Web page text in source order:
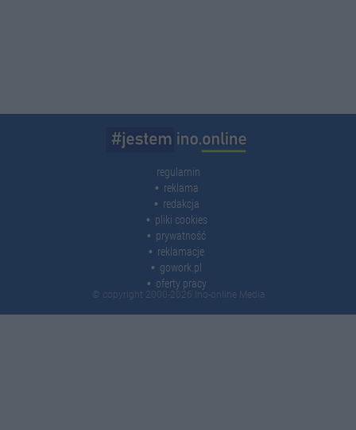
regulamin
reklama
redakcja
pliki cookies
prywatność
reklamacje
gowork.pl
oferty pracy
© copyright 2000-2026 Ino-online Media